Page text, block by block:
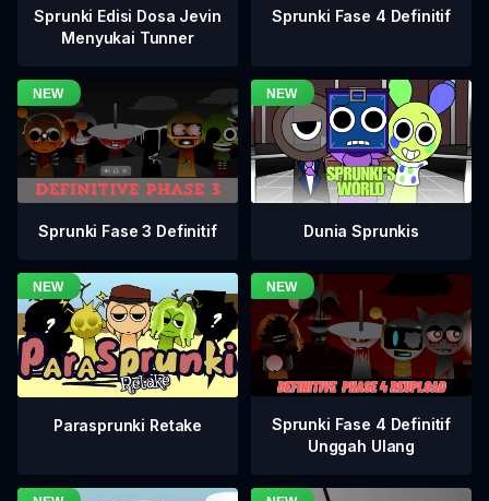
Sprunki Edisi Dosa Jevin
Menyukai Tunner
Sprunki Fase 4 Definitif
Sprunki Fase 3 Definitif Dunia Sprunkis
Parasprunki Retake
Sprunki Fase 4 Definitif
Unggah Ulang